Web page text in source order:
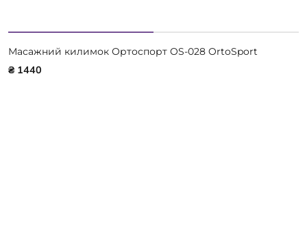
Масажний килимок Ортоспорт OS-028 OrtoSport
₴ 1440